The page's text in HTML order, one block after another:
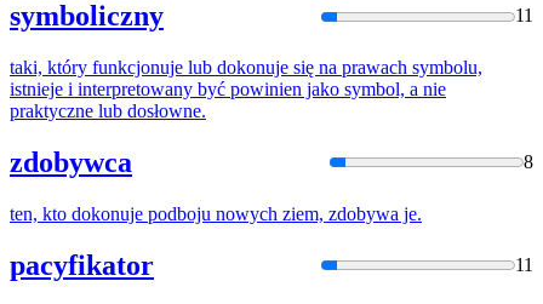
symboliczny 11
taki, który funkcjonuje lub dokonuje się na prawach symbolu,
istnieje i interpretowany być powinien jako symbol, a nie
praktyczne lub dosłowne.
zdobywca 8
ten, kto dokonuje podboju nowych ziem, zdobywa je.
pacyfikator 11